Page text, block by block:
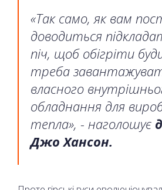
«Так само, як вам
доводиться
піч, щоб обігріти
треба
власного
обладнання для
тепла», - наголошує
Джо Хансон.